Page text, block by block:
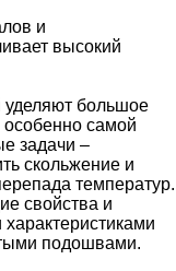
и
высокий
уделяют большое
особенно самой
задачи –
скольжение и
температур.
свойства и
подошвами.